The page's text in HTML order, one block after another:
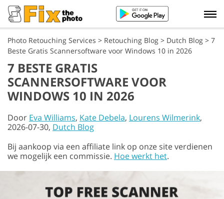
Photo Retouching Services > Retouching Blog > Dutch Blog > 7
Beste Gratis Scannersoftware voor Windows 10 in 2026
7 BESTE GRATIS
SCANNERSOFTWARE VOOR
WINDOWS 10 IN 2026
Door Eva Williams, Kate Debela, Lourens Wilmerink,
2026-07-30, Dutch Blog
Bij aankoop via een affiliate link op onze site verdienen
we mogelijk een commissie. Hoe werkt het.